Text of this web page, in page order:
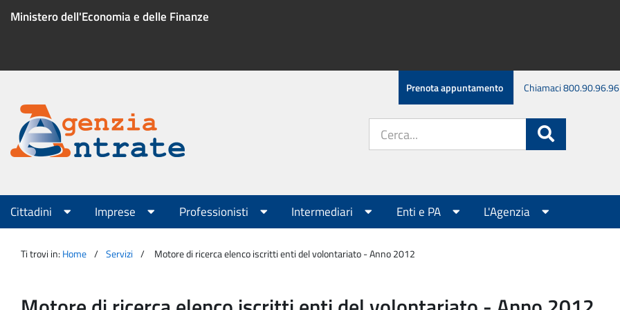
Ministero dell'Economia e delle Finanze
Menu
servizio
Prenota appuntamento Chiamaci 800.90.96.96
Agenzia
Entrate
sito:
Menu
principale
Cittadini Imprese Professionisti Intermediari Enti e PA L'Agenzia
Ti trovi in: Home Servizi Motore di ricerca elenco iscritti enti del volontariato - Anno 2012